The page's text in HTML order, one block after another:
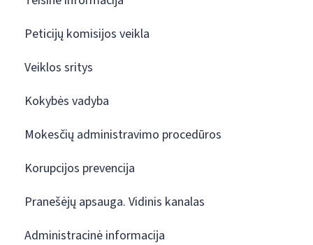
Peticijų komisijos veikla
Veiklos sritys
Kokybės vadyba
Mokesčių administravimo procedūros
Korupcijos prevencija
Pranešėjų apsauga. Vidinis kanalas
Administracinė informacija